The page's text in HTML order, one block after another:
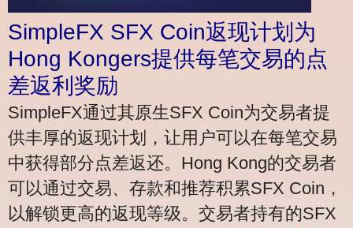
SimpleFX SFX Coin返现计划为
Hong Kongers提供每笔交易的点
差返利奖励
SimpleFX通过其原生SFX Coin为交易者提
供丰厚的返现计划，让用户可以在每笔交易
中获得部分点差返还。Hong Kong的交易者
可以通过交易、存款和推荐积累SFX Coin，
以解锁更高的返现等级。交易者持有的SFX